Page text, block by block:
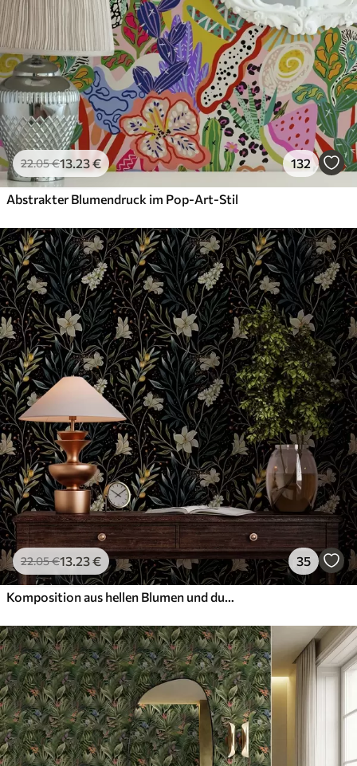
22.05€13.23€ 132
Abstrakter Blumendruck im Pop-Art-Stil
22.05€13.23€ 35
Komposition aus hellen Blumen und dunklen Blättern auf dunklem Hintergrund